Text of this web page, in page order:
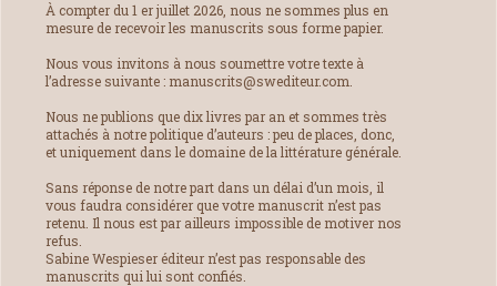
À compter du 1 er juillet 2026, nous ne sommes plus en
mesure de recevoir les manuscrits sous forme papier.
Nous vous invitons à nous soumettre votre texte à
l’adresse suivante : manuscrits@swediteur.com.
Nous ne publions que dix livres par an et sommes très
attachés à notre politique d’auteurs : peu de places, donc,
et uniquement dans le domaine de la littérature générale.
Sans réponse de notre part dans un délai d’un mois, il
vous faudra considérer que votre manuscrit n’est pas
retenu. Il nous est par ailleurs impossible de motiver nos
refus.
Sabine Wespieser éditeur n’est pas responsable des
manuscrits qui lui sont confiés.